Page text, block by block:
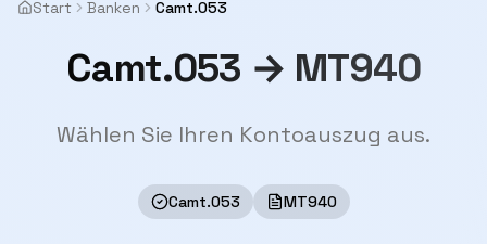
Start Banken Camt.053
Camt.053 → MT940
Wählen Sie Ihren Kontoauszug aus.
Camt.053 MT940